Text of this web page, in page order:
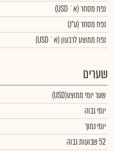
נפח מסחר(א` USD)
נפח מסחר(ע"נ)
נפח ממוצע לרבעון (א` USD)
שערים
שער יומי ממוצע(USD)
יומי גבוה
יומי נמוך
52 שבועות גבוה